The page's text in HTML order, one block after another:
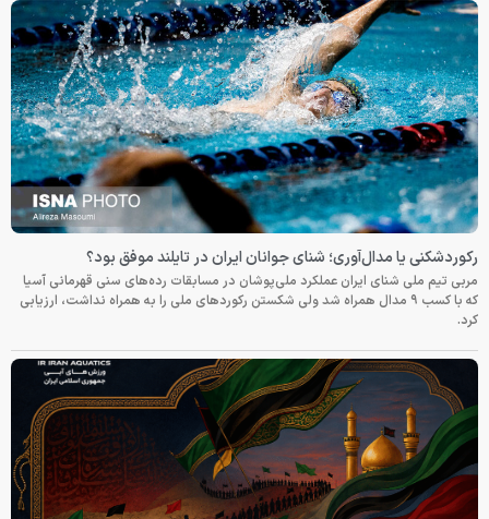
رکوردشکنی یا مدال‌آوری؛ شنای جوانان ایران در تایلند موفق بود؟
مربی تیم ملی شنای ایران عملکرد ملی‌پوشان در مسابقات رده‌های سنی قهرمانی آسیا
که با کسب ۹ مدال همراه شد ولی شکستن رکوردهای ملی را به همراه نداشت، ارزیابی
کرد.